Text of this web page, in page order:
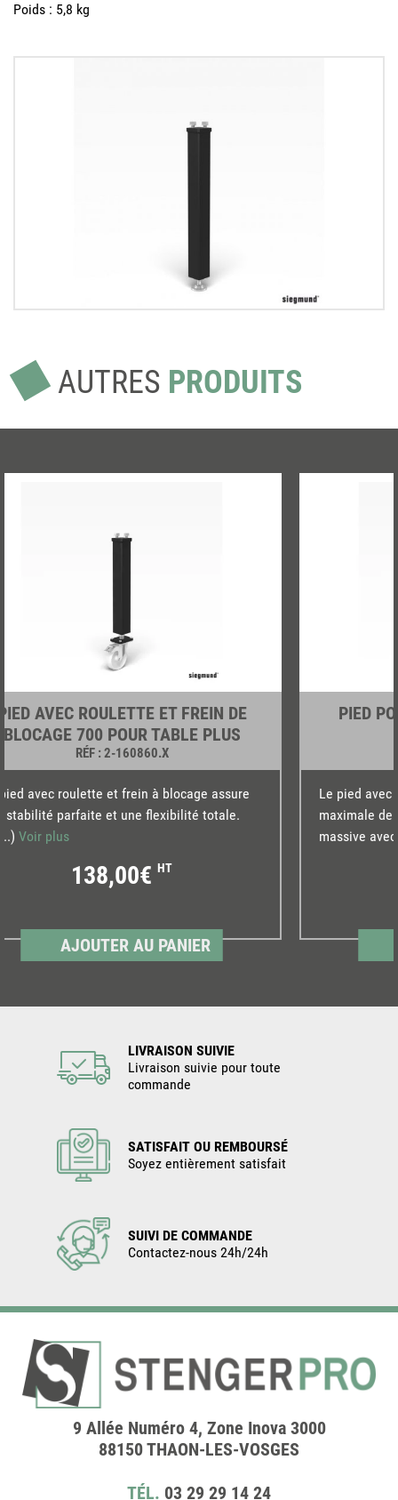
Poids : 5,8 kg
AUTRES PRODUITS
AVEC ROULETTE ET FREIN DE
BLOCAGE 700 POUR TABLE PLUS
RÉF: 2-160860.X
avec roulette et frein à blocage assure
stabilité parfaite et une flexibilité totale.
Voir plus
138,00€ HT
AJOUTER AU PANIER
PIED
Le pied avec
maximale de
massive
LIVRAISON SUIVIE
Livraison suivie pour toute
commande
SATISFAIT OU REMBOURSÉ
Soyez entièrement satisfait
SUIVI DE COMMANDE
Contactez-nous 24h/24h
9 Allée Numéro 4, Zone Inova 3000
88150 THAON-LES-VOSGES
TÉL. 03 29 29 14 24